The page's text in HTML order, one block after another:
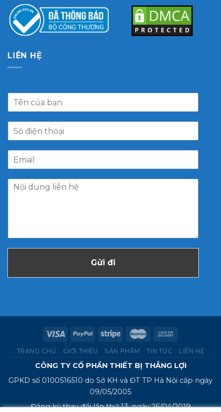
LIÊN HỆ
Gửi đi
TRANG CHỦ GIỚI THIỆU SẢN PHẨM TIN TỨC LIÊN HỆ
CÔNG TY CỔ PHẦN THIẾT BỊ THẮNG LỢI
GPKD số 0100516510 do Sở KH và ĐT TP Hà Nội cấp ngày
09/05/2005
Đăng ký thay đổi lần thứ 13, ngày 26/04/2019